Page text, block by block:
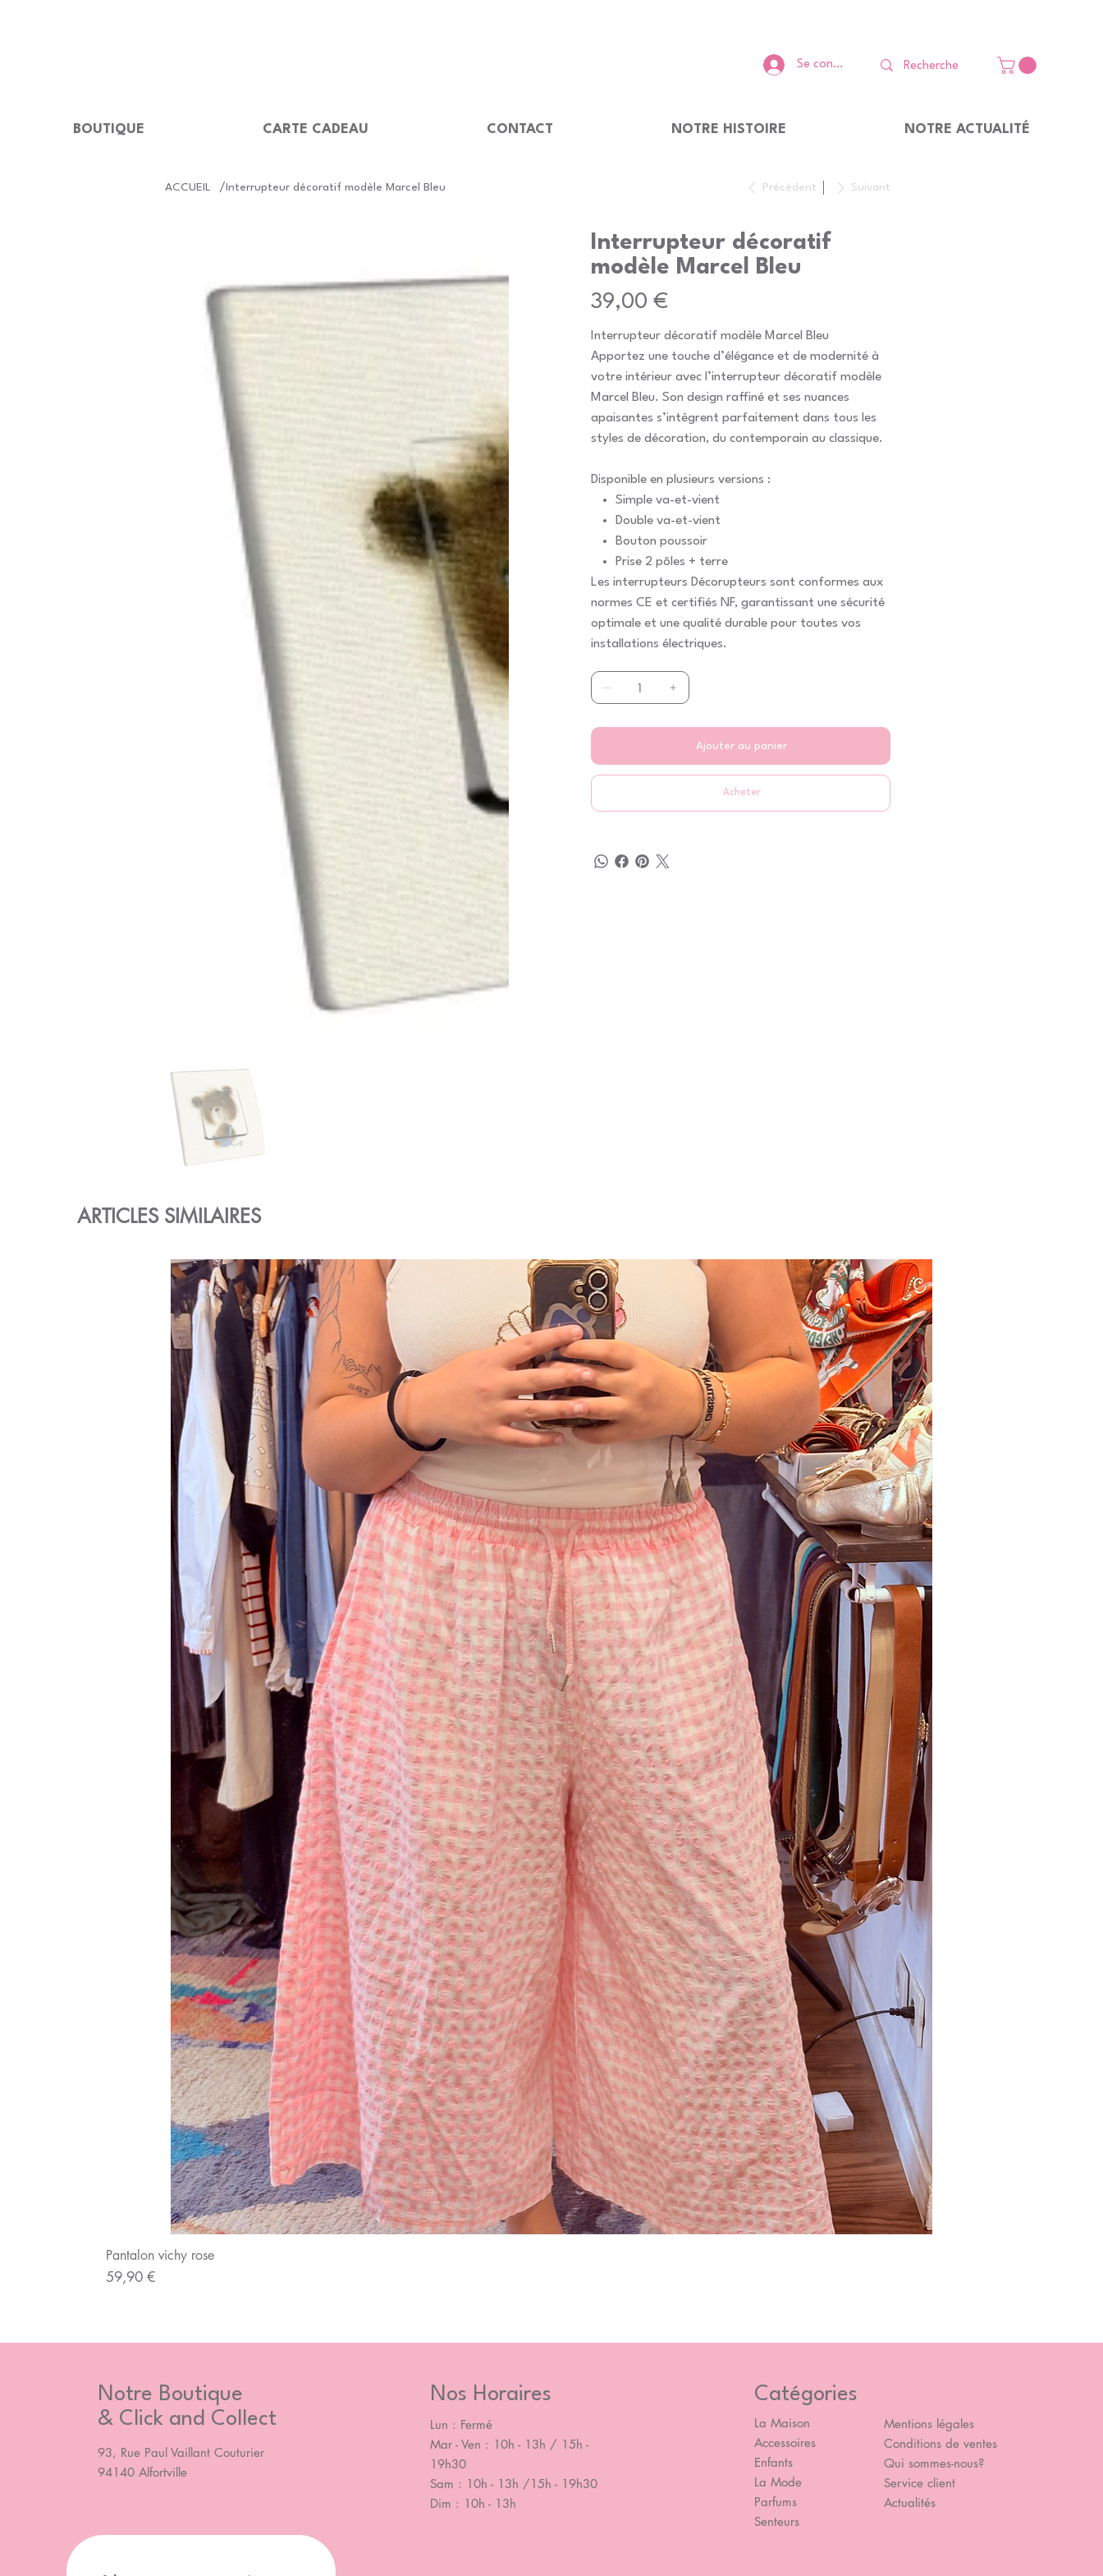
Se connecter
BOUTIQUE CARTE CADEAU CONTACT NOTRE HISTOIRE NOTRE ACTUALITÉ
ACCUEIL /Interrupteur décoratif modèle Marcel Bleu Précédent Suivant
Interrupteur décoratif
modèle Marcel Bleu
Prix
39,00 €
Interrupteur décoratif modèle Marcel Bleu
Apportez une touche d’élégance et de modernité à
votre intérieur avec l’interrupteur décoratif modèle
Marcel Bleu. Son design raffiné et ses nuances
apaisantes s’intègrent parfaitement dans tous les
styles de décoration, du contemporain au classique.
Disponible en plusieurs versions :
Simple va-et-vient
Double va-et-vient
Bouton poussoir
Prise 2 pôles + terre
Les interrupteurs Décorupteurs sont conformes aux
normes CE et certifiés NF, garantissant une sécurité
optimale et une qualité durable pour toutes vos
installations électriques.
Ajouter au panier
Acheter
ARTICLES SIMILAIRES
Pantalon vichy rose
Prix
59,90 €
Notre Boutique
& Click and Collect
93, Rue Paul Vaillant Couturier
94140 Alfortville
Nos Horaires
Lun : Fermé
Mar - Ven : 10h - 13h / 15h -
19h30
Sam : 10h - 13h /15h - 19h30
Dim : 10h - 13h
Catégories
La Maison
Accessoires
Enfants
La Mode
Parfums
Senteurs
Mentions légales
Conditions de ventes
Qui sommes-nous?
Service client
Actualités